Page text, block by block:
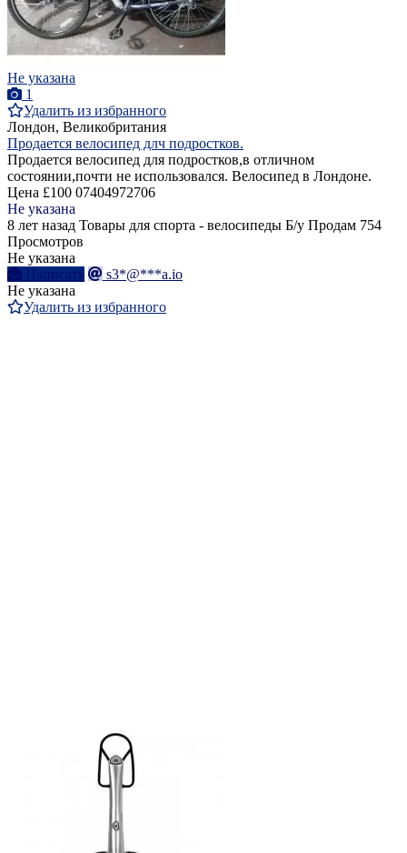
Не указана
1
Удалить из избранного
Лондон, Великобритания
Продается велосипед длч подростков.
Продается велосипед для подростков,в отличном
состоянии,почти не использовался. Велосипед в Лондоне.
Цена £100 07404972706
Не указана
8 лет назад Товары для спорта - велосипеды Б/у Продам 754
Просмотров
Не указана
Написать
s3*@***a.io
Не указана
Удалить из избранного